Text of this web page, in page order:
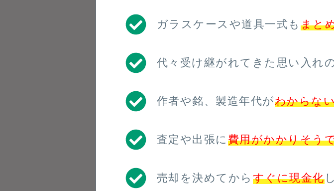
ガラスケースや道具一式も まと
代々受け継がれてきた思い入れ
作者や銘、製造年代がわからな
査定や出張に 費用がかかりそう
売却を決めてから すぐに現金化